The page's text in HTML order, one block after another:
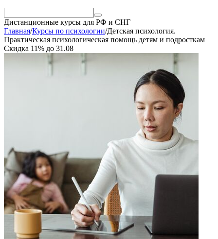
Дистанционные курсы для РФ и СНГ
Главная/Курсы по психологии/Детская психология.
Практическая психологическая помощь детям и подросткам
Скидка 11% до 31.08